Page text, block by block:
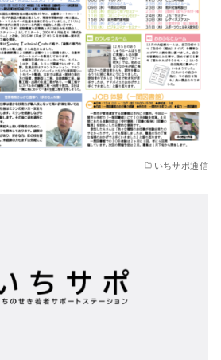
いちサポ通信